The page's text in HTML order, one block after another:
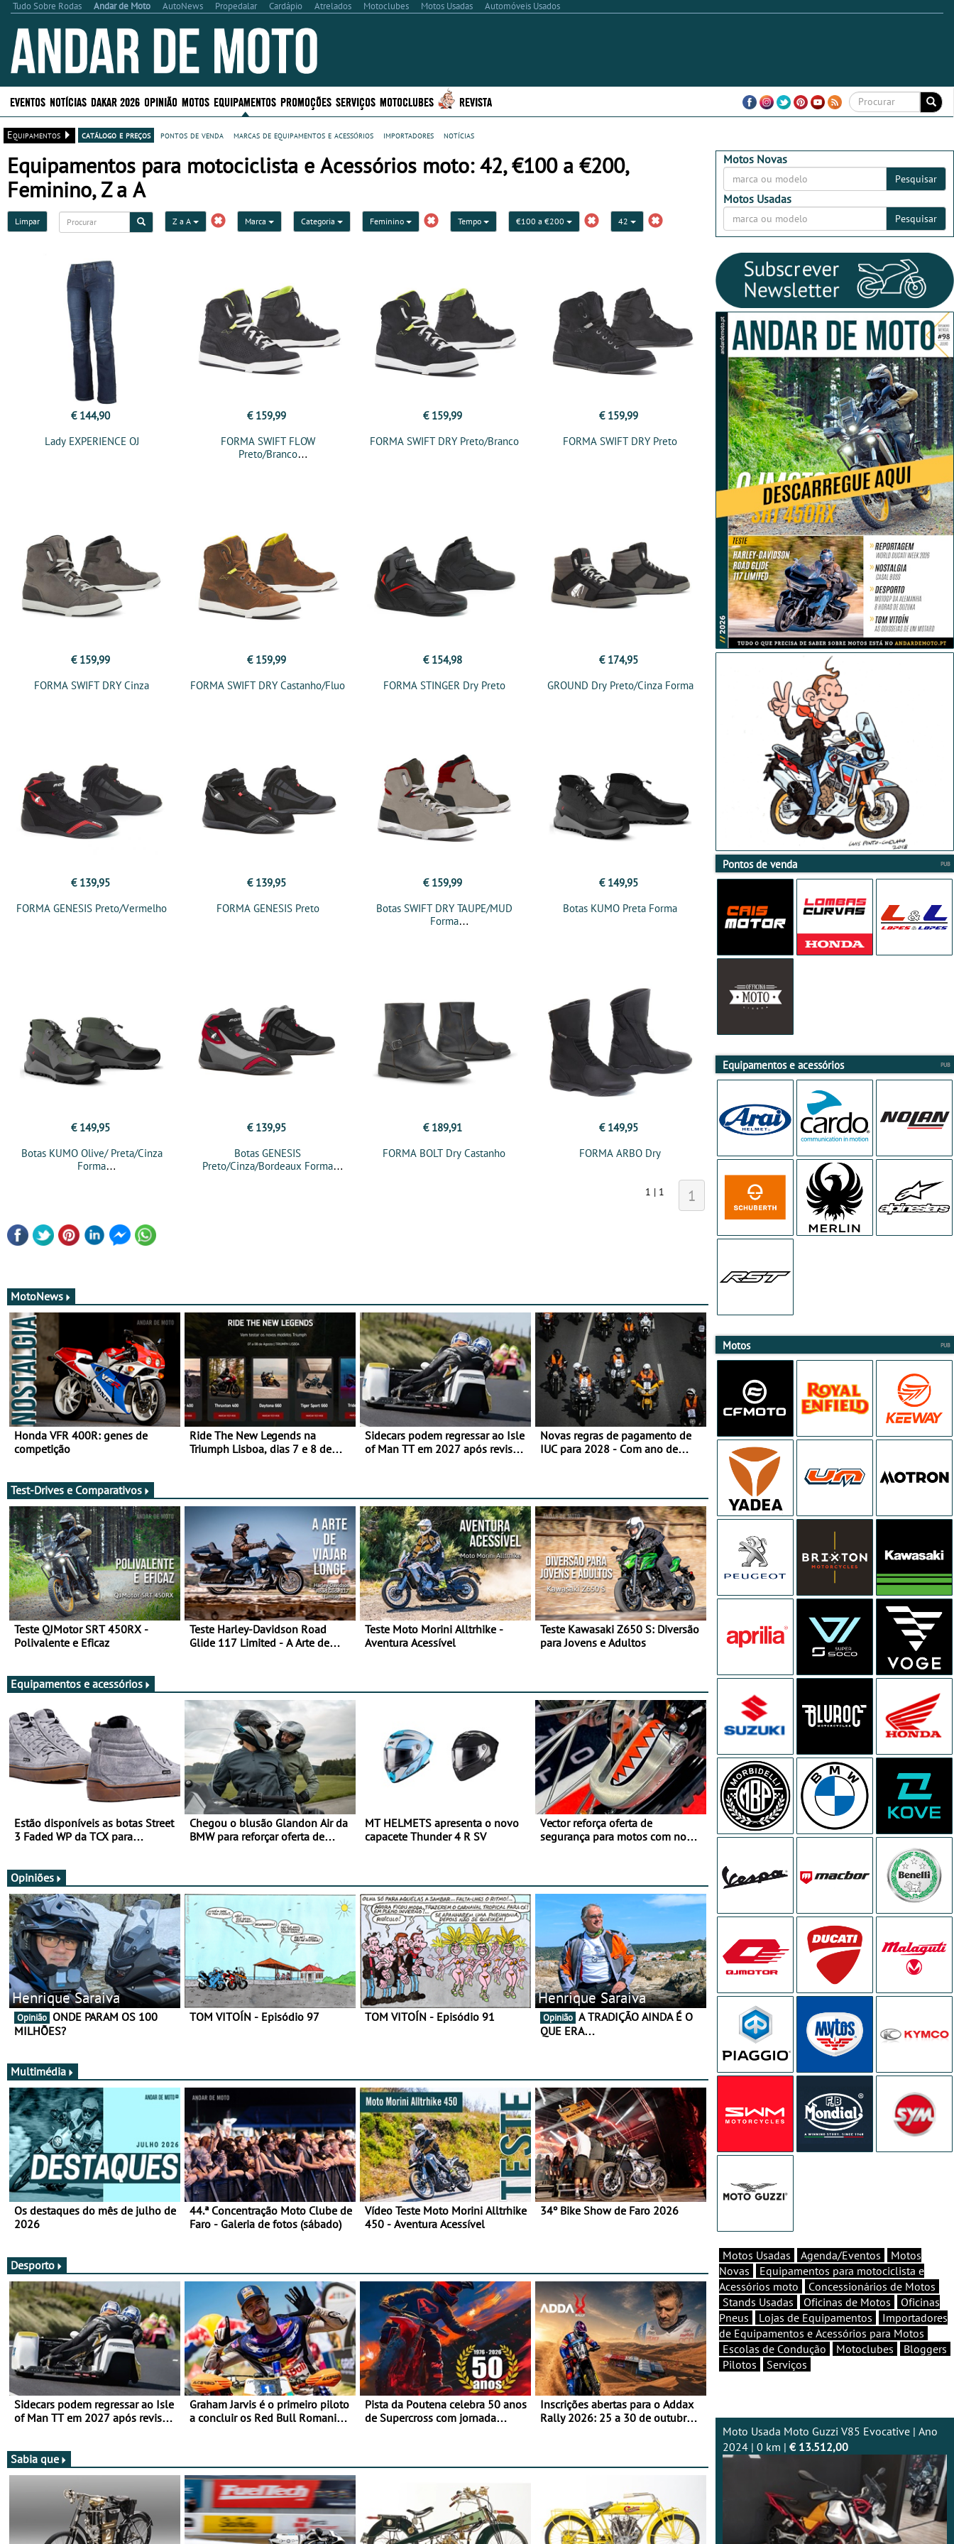
Tudo Sobre Rodas Andar de Moto AutoNews Propedalar Cardápio Atrelados Motoclubes Motos Usadas Automóveis Usados
EVENTOS NOTÍCIAS DAKAR 2026 OPINIÃO MOTOS EQUIPAMENTOS PROMOÇÕES SERVIÇOS MOTOCLUBES REVISTA
Equipamentos catálogo e preços pontos de venda marcas de equipamentos e acessórios importadores notícias
Equipamentos para motociclista e Acessórios moto: 42, €100 a €200,
Feminino, Z a A
Limpar Z a A Marca Categoria Feminino Tempo €100 a €200 42
€ 144,90
Lady EXPERIENCE OJ
€ 159,99
FORMA SWIFT FLOW
Preto/Branco
€ 159,99
FORMA SWIFT DRY Preto/Branco
€ 159,99
FORMA SWIFT DRY Preto
€ 159,99
FORMA SWIFT DRY Cinza
€ 159,99
FORMA SWIFT DRY Castanho/Fluo
€ 154,98
FORMA STINGER Dry Preto
€ 174,95
GROUND Dry Preto/Cinza Forma
€ 139,95
FORMA GENESIS Preto/Vermelho
€ 139,95
FORMA GENESIS Preto
€ 159,99
Botas SWIFT DRY TAUPE/MUD
Forma
€ 149,95
Botas KUMO Preta Forma
€ 149,95
Botas KUMO Olive/ Preta/Cinza
Forma
€ 139,95
Botas GENESIS
Preto/Cinza/Bordeaux Forma
€ 189,91
FORMA BOLT Dry Castanho
€ 149,95
FORMA ARBO Dry
1 | 1 1
MotoNews
Honda VFR 400R: genes de
competição
Ride The New Legends na
Triumph Lisboa, dias 7 e 8 de
Sidecars podem regressar ao Isle
of Man TT em 2027 após revisão
Novas regras de pagamento de
IUC para 2028 - Com ano de
Test-Drives e Comparativos
Teste QJMotor SRT 450RX -
Polivalente e Eficaz
Teste Harley-Davidson Road
Glide 117 Limited - A Arte de
Teste Moto Morini Alltrhike -
Aventura Acessível
Teste Kawasaki Z650 S: Diversão
para Jovens e Adultos
Equipamentos e acessórios
Estão disponíveis as botas Street
3 Faded WP da TCX para
Chegou o blusão Glandon Air da
BMW para reforçar oferta de
MT HELMETS apresenta o novo
capacete Thunder 4 R SV
Vector reforça oferta de
segurança para motos com nova
Opiniões
Henrique Saraiva
Opinião
MILHÕES?
TOM VITOÍN - Episódio 97 TOM VITOÍN - Episódio 91
Henrique Saraiva
Opinião
QUE ERA…
Multimédia
Os destaques do mês de julho de
2026
44.ª Concentração Moto Clube de
Faro - Galeria de fotos (sábado)
Vídeo Teste Moto Morini Alltrhike
450 - Aventura Acessível
34º Bike Show de Faro 2026
Desporto
Sidecars podem regressar ao Isle
of Man TT em 2027 após revisão
Graham Jarvis é o primeiro piloto
a concluir os Red Bull Romaniacs
Pista da Poutena celebra 50 anos
de Supercross com jornada
Inscrições abertas para o Addax
Rally 2026: 25 a 30 de outubro -
Sabia que
Motos Novas
Pesquisar
Motos Usadas
Pesquisar
Pontos de venda
Equipamentos e acessórios
Motos
Motos Usadas Agenda/Eventos
Motos
Novas
Equipamentos para motociclista e
Acessórios moto
Concessionários de Motos
Stands Usadas
Oficinas de Motos
Oficinas
Pneus
Lojas de Equipamentos
Importadores
de Equipamentos e Acessórios para Motos
Escolas de Condução
Motoclubes
Bloggers
Pilotos
Serviços
Moto Usada Moto Guzzi V85 Evocative | Ano
2024 | 0 km | € 13.512,00